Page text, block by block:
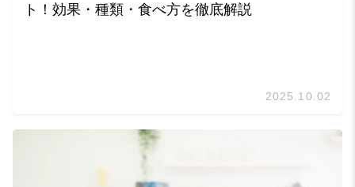
ト！効果・種類・食べ方を徹底解説
2025.10.02